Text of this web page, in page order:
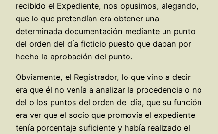
recibido el Expediente, nos opusimos, alegando,
que lo que pretendían era obtener una
determinada documentación mediante un punto
del orden del día ficticio puesto que daban por
hecho la aprobación del punto.
Obviamente, el Registrador, lo que vino a decir
era que él no venía a analizar la procedencia o no
del o los puntos del orden del día, que su función
era ver que el socio que promovía el expediente
tenía porcentaje suficiente y había realizado el